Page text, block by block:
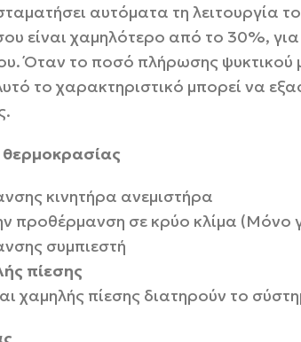
αυτόματα τη λειτουργία
είναι χαμηλότερο από το 30%,
Όταν το ποσό πλήρωσης ψυκτικού
το χαρακτηριστικό μπορεί να
κινητήρα ανεμιστήρα
προθέρμανση σε κρύο κλίμα (Μόνο
συμπιεστή
πίεσης
χαμηλής πίεσης διατηρούν το